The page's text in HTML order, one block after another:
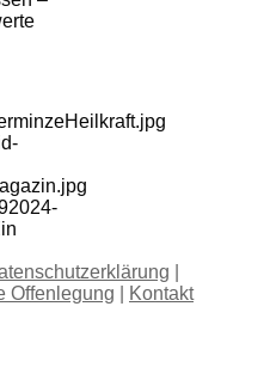
2024-
Offenlegung
Kontakt